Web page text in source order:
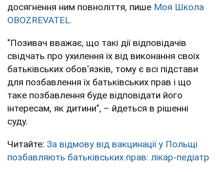
досягнення ним повноліття, пише Моя Школа
OBOZREVATEL.
"Позивач вважає, що такі дії відповідачів
свідчать про ухилення їх від виконання своїх
батьківських обов'язків, тому є всі підстави
для позбавлення їх батьківських прав і що
таке позбавлення буде відповідати його
інтересам, як дитини", – йдеться в рішенні
суду.
Читайте: За відмову від вакцинації у Польщі
позбавляють батьківських прав: лікар-педіатр